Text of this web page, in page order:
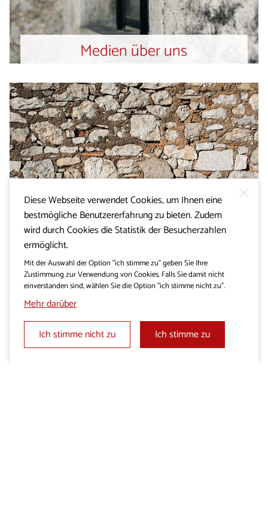
Medien über uns
Ganzheitliches grafisches
Erscheinungsbild
Diese Webseite verwendet Cookies, um Ihnen eine
bestmögliche Benutzererfahrung zu bieten. Zudem
wird durch Cookies die Statistik der Besucherzahlen
ermöglicht.
Mit der Auswahl der Option "ich stimme zu" geben Sie Ihre
Zustimmung zur Verwendung von Cookies. Falls Sie damit nicht
einverstanden sind, wählen Sie die Option "ich stimme nicht zu".
Mehr darüber
Ich stimme nicht zu
Ich stimme zu